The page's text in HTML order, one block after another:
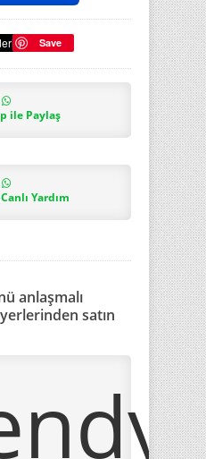
Save
ile Paylaş
Yardım
anlaşmalı
satın